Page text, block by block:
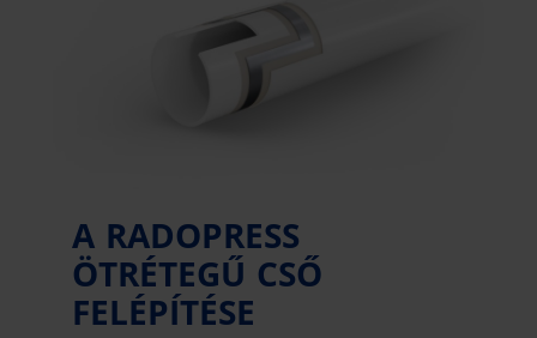
A RADOPRESS
ÖTRÉTEGŰ CSŐ
FELÉPÍTÉSE